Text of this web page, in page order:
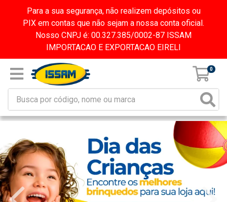
Para a sua segurança, não realizem depósitos ou
PIX em contas que não sejam a nossa conta oficial.
Nosso CNPJ é: 00.327.385/0002-87 ISSAM
IMPORTACAO E EXPORTACAO EIRELI
0